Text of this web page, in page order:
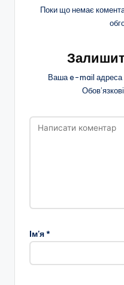
Поки що немає
Ваша e-mail адреса
Ім'я*